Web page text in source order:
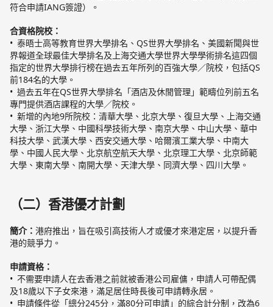
符合申請IANG簽證）。
合資格院校：
泰晤士高等教育世界大學排名、QS世界大學排名、美國新聞與世
界報道全球最佳大學排名及上海交通大學世界大學學術排名這四個
指定的世界大學排行榜在過去五年所列的百強大學／院校，包括QS
前184名的大學。
過去五年在QS世界大學排名「酒店及休閒管理」範疇位列前五名
專門提供酒店課程的大學／院校。
新增的內地9所院校：清華大學、北京大學、復旦大學、上海交通
大學、浙江大學、中國科學技術大學、南京大學、中山大學、華中
科技大學、武漢大學、西安交通大學、哈爾濱工業大學、中南大
學、中國人民大學、北京航空航天大學、北京理工大學、北京師範
大學、東南大學、南開大學、天津大學、同濟大學、四川大學。
（二）香港優才計劃
簡介：港府推出，旨在吸引高技術人才或優才來港定居，以提升香
港的競爭力。
申請資格：
不需要申請人在去香港之前就被香港公司雇傭，申請人可帶配偶
及18歲以下子女來港，滿足居住時長後可申請轉永居。
申請條件從「總分245分，滿80分可申請」的綜合計分制，改為6